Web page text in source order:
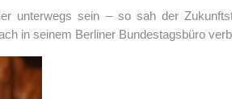
unterwegs sein – so sah der
in seinem Berliner Bundestagsbüro